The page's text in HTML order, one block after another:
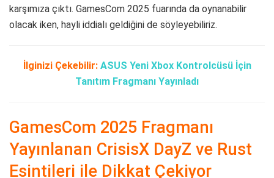
karşımıza çıktı. GamesCom 2025 fuarında da oynanabilir
olacak iken, hayli iddialı geldiğini de söyleyebiliriz.
İlginizi Çekebilir: ASUS Yeni Xbox Kontrolcüsü İçin
Tanıtım Fragmanı Yayınladı
GamesCom 2025 Fragmanı
Yayınlanan CrisisX DayZ ve Rust
Esintileri ile Dikkat Çekiyor